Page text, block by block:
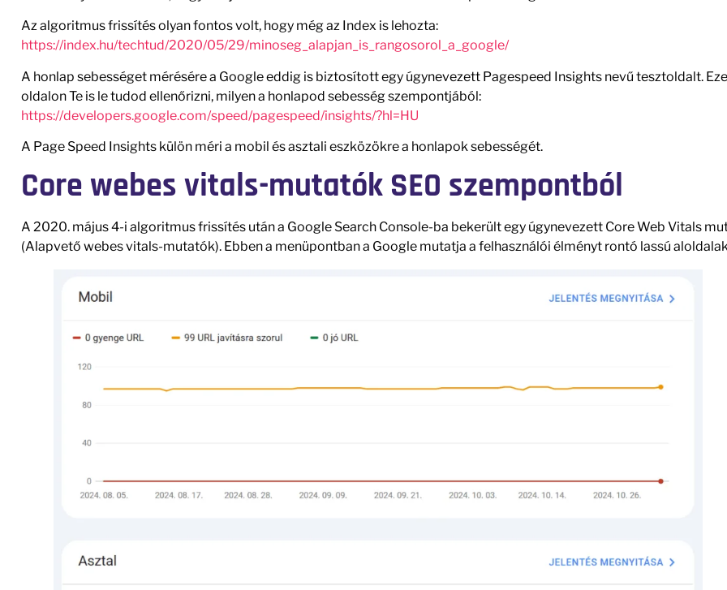
Az algoritmus frissítés olyan fontos volt, hogy még az Index is lehozta:
https://index.hu/techtud/2020/05/29/minoseg_alapjan_is_rangosorol_a_google/
A honlap sebességet mérésére a Google eddig is biztosított egy úgynevezett Pagespeed Insights nevű tesztoldalt.
oldalon Te is le tudod ellenőrizni, milyen a honlapod sebesség szempontjából:
https://developers.google.com/speed/pagespeed/insights/?hl=HU
A Page Speed Insights külön méri a mobil és asztali eszközökre a honlapok sebességét.
Core webes vitals-mutatók SEO szempontból
A 2020. május 4-i algoritmus frissítés után a Google Search Console-ba bekerült egy úgynevezett Core Web Vitals
(Alapvető webes vitals-mutatók). Ebben a menüpontban a Google mutatja a felhasználói élményt rontó lassú